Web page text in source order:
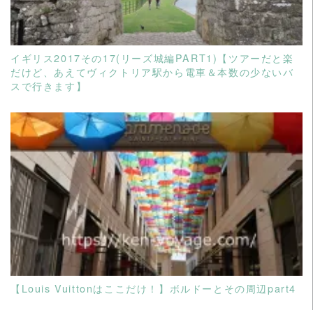
イギリス2017その17(リーズ城編PART1)【ツアーだと楽
だけど、あえてヴィクトリア駅から電車＆本数の少ないバ
スで行きます】
READ MORE
【Louis Vuittonはここだけ！】ボルドーとその周辺part4